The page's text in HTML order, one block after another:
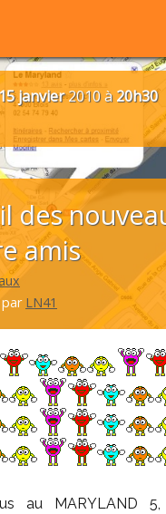
15 janvier2010 à20h30
des
amis
LN41
au MARYLAND